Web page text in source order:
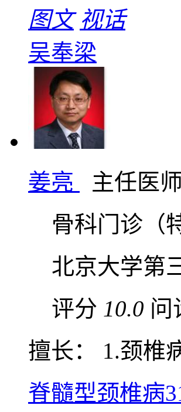
图文 视话
吴奉梁
姜亮
主任医师
骨科门诊（
北京大学第
评分 10.0 问
擅长： 1.颈椎
脊髓型颈椎病